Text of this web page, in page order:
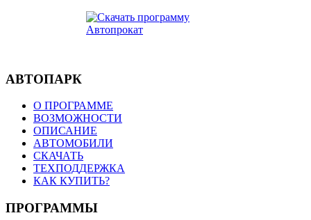
АВТОПАРК
О ПРОГРАММЕ
ВОЗМОЖНОСТИ
ОПИСАНИЕ
АВТОМОБИЛИ
СКАЧАТЬ
ТЕХПОДДЕРЖКА
КАК КУПИТЬ?
ПРОГРАММЫ